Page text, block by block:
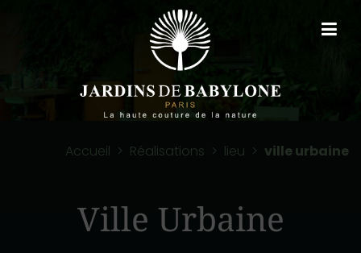
Accueil > Réalisations > lieu > ville urbaine
Ville Urbaine